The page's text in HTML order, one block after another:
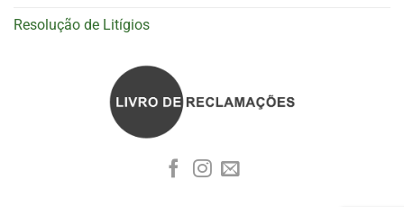
Resolução de Litígios